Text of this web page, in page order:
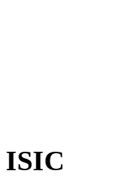
ISIC